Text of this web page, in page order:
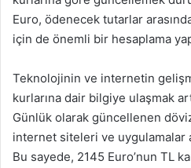
Euro, ödenecek tutarlar
için de önemli bir hesaplama
Teknolojinin ve internetin
kurlarına dair bilgiye ulaşmak
Günlük olarak güncellenen
internet siteleri ve uygulamalar
Bu sayede, 2145 Euro’nun TL